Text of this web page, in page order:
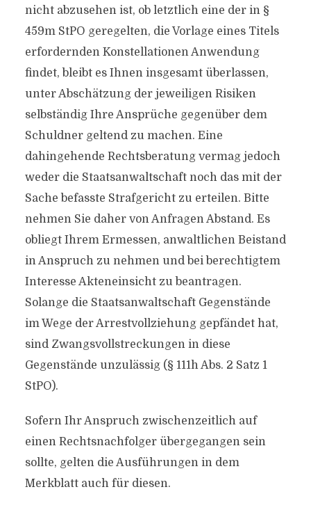
nicht abzusehen ist, ob letztlich eine der in §
459m StPO geregelten, die Vorlage eines Titels
erfordernden Konstellationen Anwendung
findet, bleibt es Ihnen insgesamt überlassen,
unter Abschätzung der jeweiligen Risiken
selbständig Ihre Ansprüche gegenüber dem
Schuldner geltend zu machen. Eine
dahingehende Rechtsberatung vermag jedoch
weder die Staatsanwaltschaft noch das mit der
Sache befasste Strafgericht zu erteilen. Bitte
nehmen Sie daher von Anfragen Abstand. Es
obliegt Ihrem Ermessen, anwaltlichen Beistand
in Anspruch zu nehmen und bei berechtigtem
Interesse Akteneinsicht zu beantragen.
Solange die Staatsanwaltschaft Gegenstände
im Wege der Arrestvollziehung gepfändet hat,
sind Zwangsvollstreckungen in diese
Gegenstände unzulässig (§ 111h Abs. 2 Satz 1
StPO).
Sofern Ihr Anspruch zwischenzeitlich auf
einen Rechtsnachfolger übergegangen sein
sollte, gelten die Ausführungen in dem
Merkblatt auch für diesen.